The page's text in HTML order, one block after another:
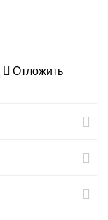
Отложить